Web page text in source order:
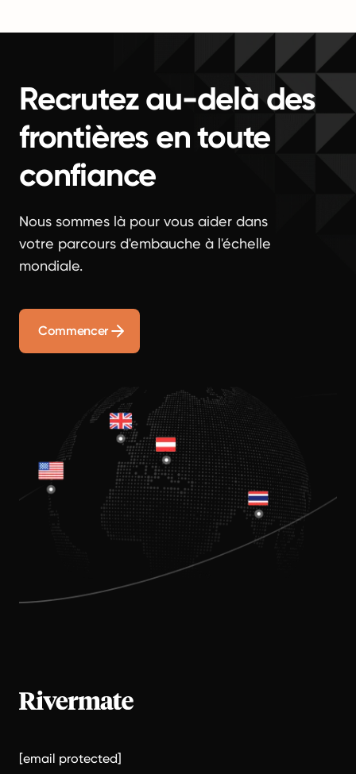
Recrutez au-delà des
frontières en toute
confiance
Nous sommes là pour vous aider dans
votre parcours d'embauche à l'échelle
mondiale.
Commencer
[email protected]